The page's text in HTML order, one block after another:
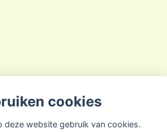
cookies
deze website gebruik van cookies.